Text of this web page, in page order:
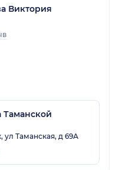
Виктория
Таманской
ул Таманская, д 69А